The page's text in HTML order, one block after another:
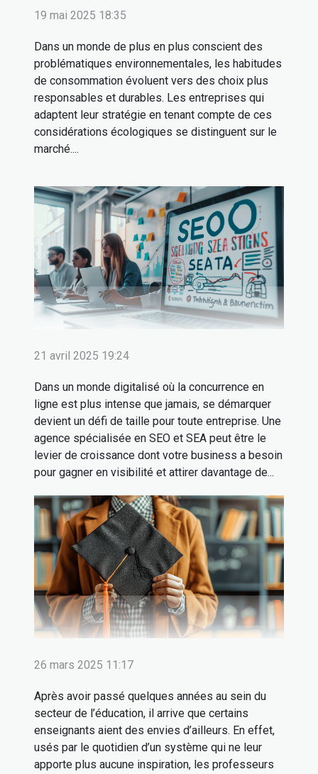
19 mai 2025 18:35
Dans un monde de plus en plus conscient des
problématiques environnementales, les habitudes
de consommation évoluent vers des choix plus
responsables et durables. Les entreprises qui
adaptent leur stratégie en tenant compte de ces
considérations écologiques se distinguent sur le
marché....
21 avril 2025 19:24
Dans un monde digitalisé où la concurrence en
ligne est plus intense que jamais, se démarquer
devient un défi de taille pour toute entreprise. Une
agence spécialisée en SEO et SEA peut être le
levier de croissance dont votre business a besoin
pour gagner en visibilité et attirer davantage de...
26 mars 2025 11:17
Après avoir passé quelques années au sein du
secteur de l’éducation, il arrive que certains
enseignants aient des envies d’ailleurs. En effet,
usés par le quotidien d’un système qui ne leur
apporte plus aucune inspiration, les professeurs